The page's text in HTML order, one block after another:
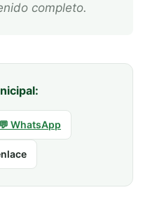
completo.
💬 WhatsApp